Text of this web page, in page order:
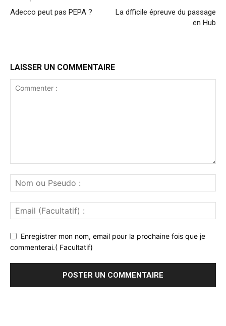
Adecco peut pas PEPA ?
La dfficile épreuve du passage
en Hub
LAISSER UN COMMENTAIRE
Enregistrer mon nom, email pour la prochaine fois que je
commenterai.( Facultatif)